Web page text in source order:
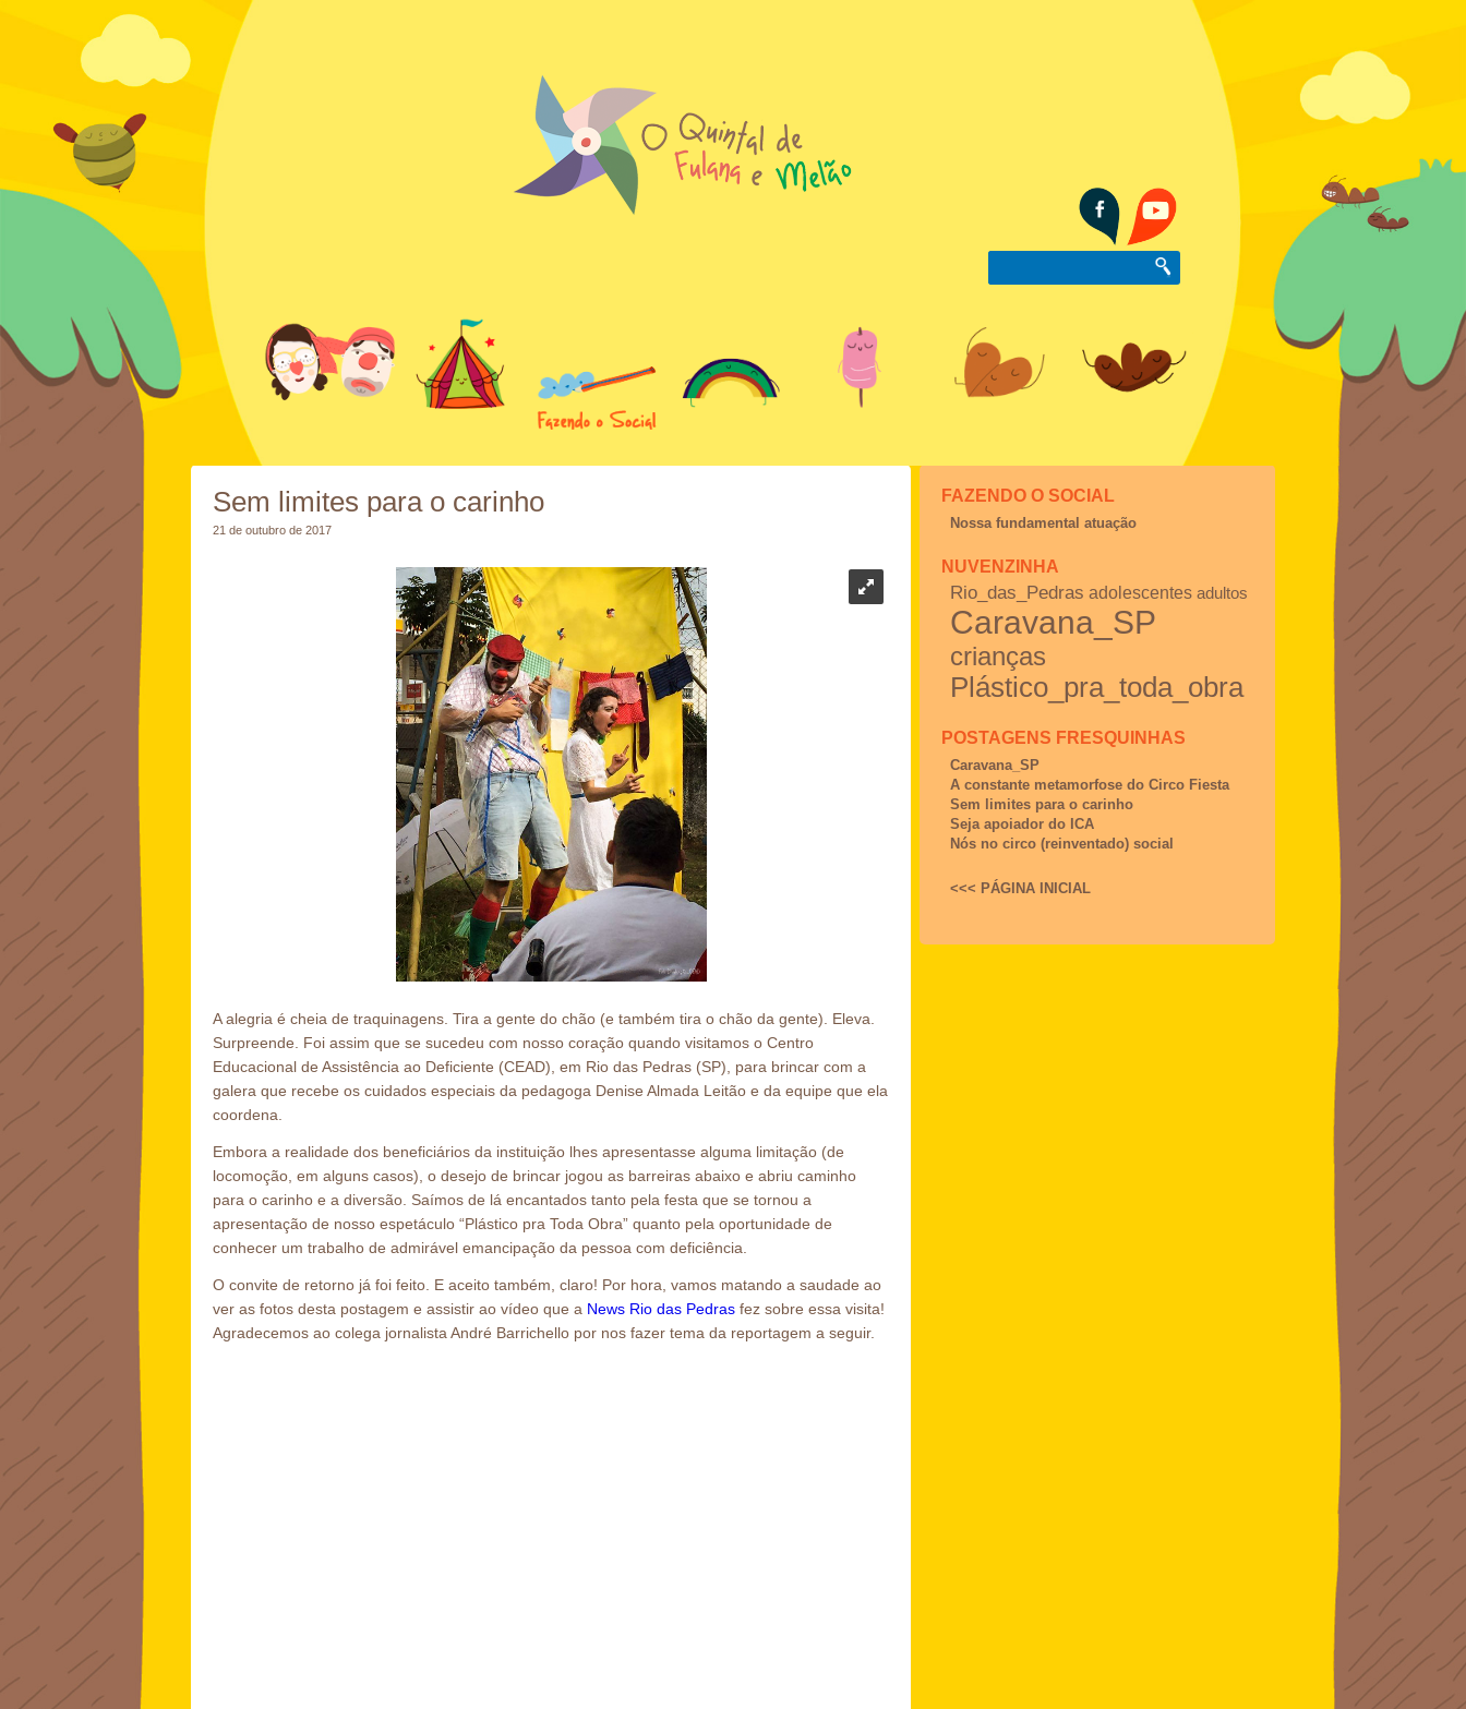
Sem limites para o carinho
21 de outubro de 2017
A alegria é cheia de traquinagens. Tira a gente do chão (e também tira o chão da gente). Eleva.
Surpreende. Foi assim que se sucedeu com nosso coração quando visitamos o Centro
Educacional de Assistência ao Deficiente (CEAD), em Rio das Pedras (SP), para brincar com a
galera que recebe os cuidados especiais da pedagoga Denise Almada Leitão e da equipe que ela
coordena.
Embora a realidade dos beneficiários da instituição lhes apresentasse alguma limitação (de
locomoção, em alguns casos), o desejo de brincar jogou as barreiras abaixo e abriu caminho
para o carinho e a diversão. Saímos de lá encantados tanto pela festa que se tornou a
apresentação de nosso espetáculo “Plástico pra Toda Obra” quanto pela oportunidade de
conhecer um trabalho de admirável emancipação da pessoa com deficiência.
O convite de retorno já foi feito. E aceito também, claro! Por hora, vamos matando a saudade ao
ver as fotos desta postagem e assistir ao vídeo que a News Rio das Pedrasfez sobre essa visita!
Agradecemos ao colega jornalista André Barrichello por nos fazer tema da reportagem a seguir.
FAZENDO O SOCIAL
Nossa fundamental atuação
NUVENZINHA
Rio_das_Pedras adolescentes adultos
Caravana_SP
crianças
Plástico_pra_toda_obra
POSTAGENS FRESQUINHAS
Caravana_SP
A constante metamorfose do Circo Fiesta
Sem limites para o carinho
Seja apoiador do ICA
Nós no circo (reinventado) social
<<< PÁGINA INICIAL